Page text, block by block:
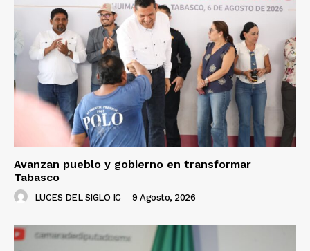
Avanzan pueblo y gobierno en transformar
Tabasco
LUCES DEL SIGLO IC - 9 Agosto, 2026